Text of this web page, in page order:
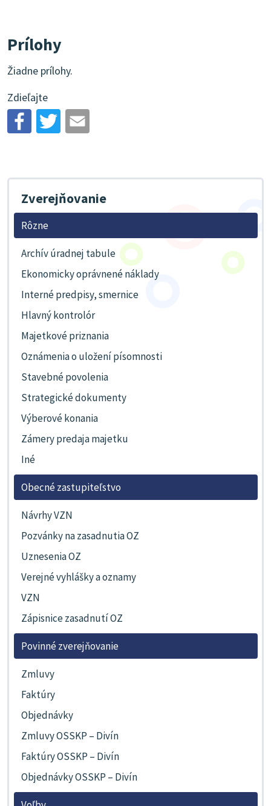
Prílohy
Žiadne prílohy.
Zdieľajte
Zverejňovanie
Rôzne
Archív úradnej tabule
Ekonomicky oprávnené náklady
Interné predpisy, smernice
Hlavný kontrolór
Majetkové priznania
Oznámenia o uložení písomnosti
Stavebné povolenia
Strategické dokumenty
Výberové konania
Zámery predaja majetku
Iné
Obecné zastupiteľstvo
Návrhy VZN
Pozvánky na zasadnutia OZ
Uznesenia OZ
Verejné vyhlášky a oznamy
VZN
Zápisnice zasadnutí OZ
Povinné zverejňovanie
Zmluvy
Faktúry
Objednávky
Zmluvy OSSKP – Divín
Faktúry OSSKP – Divín
Objednávky OSSKP – Divín